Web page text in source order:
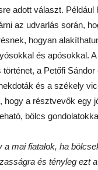
adott választ. Például
az udvarlás során,
hogyan
és apósokkal.
a Petőfi
és a székely
hogy a résztvevők egy
bölcs
a mai fiatalok, ha
és tényleg ezt